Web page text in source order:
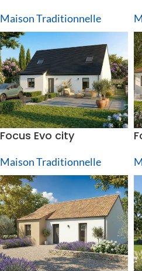
Maison Traditionnelle
Focus Evo city
Maison Traditionnelle